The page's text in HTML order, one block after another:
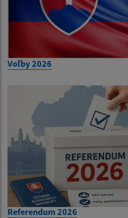
Voľby 2026
Referendum 2026